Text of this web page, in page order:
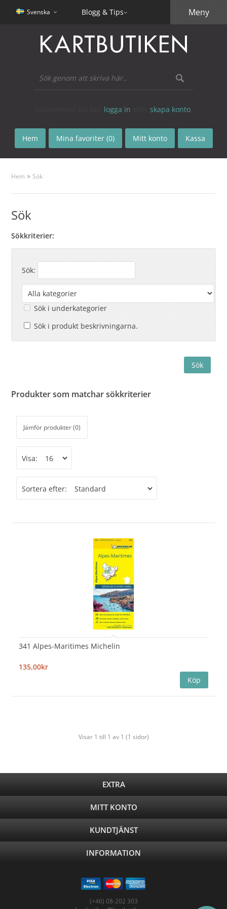
Svenska Blogg & Tips
logga in skapa konto
Hem Mina favoriter (0) Mitt konto Kassa
Meny
Hem » Sök
Sök
Sökkriterier:
Sök:
Sök i underkategorier
Sök i produkt beskrivningarna.
Produkter som matchar sökkriterier
Jämför produkter (0)
Visa:
Sortera efter:
341 Alpes-Maritimes Michelin
135,00kr
Visar 1 till 1 av 1 (1 sidor)
EXTRA
MITT KONTO
KUNDTJÄNST
INFORMATION
(+46) 08-202 303